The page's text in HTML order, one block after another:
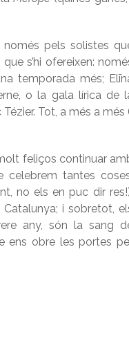
pels solistes
s’hi ofereixen:
temporada més;
o la gala lírica de
Tot, a més a més
feliços continuar
celebrem tantes
no els en puc dir
i sobretot,
any, són la sang
ens obre les portes